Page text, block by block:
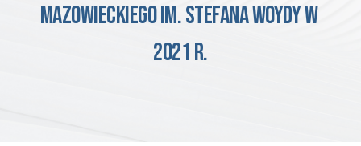
Mazowieckiego im. Stefana Woydy w
2021 r.